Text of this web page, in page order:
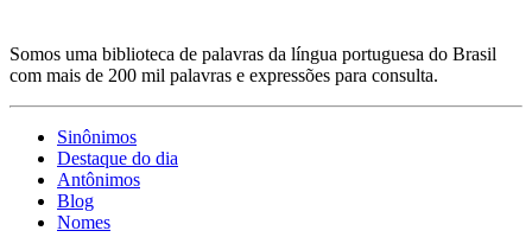
Somos uma biblioteca de palavras da língua portuguesa do Brasil
com mais de 200 mil palavras e expressões para consulta.
Sinônimos
Destaque do dia
Antônimos
Blog
Nomes